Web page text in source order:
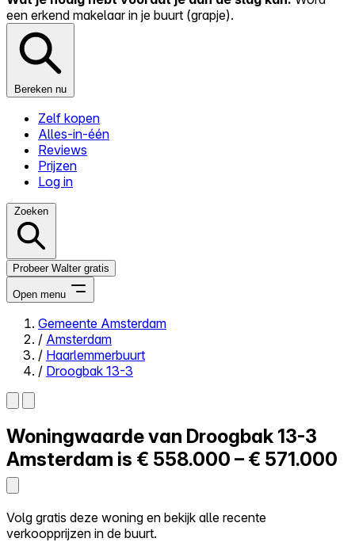
een erkend makelaar in je buurt (grapje).
Bereken nu
Zelf kopen
Alles-in-één
Reviews
Prijzen
Log in
Zoeken
Probeer Walter gratis
Open menu
Close menu
Zelf kopen
Alles-in-één
Reviews
Log in
Probeer Walter gratis
Gemeente Amsterdam
/ Amsterdam
/ Haarlemmerbuurt
/ Droogbak 13-3
Woningwaarde van Droogbak 13-3
Amsterdam is € 558.000 – € 571.000
Volg gratis deze woning en bekijk alle recente
verkoopprijzen in de buurt.